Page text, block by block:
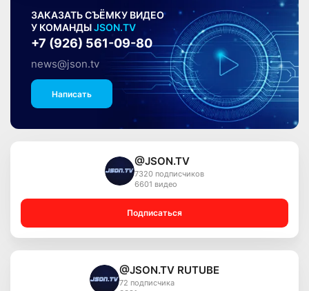
ЗАКАЗАТЬ СЪЁМКУ ВИДЕО
У КОМАНДЫJSON.TV
+7 (926) 561-09-80
news@json.tv
Написать
@JSON.TV
7320 подписчиков
6601 видео
Подписаться
@JSON.TV RUTUBE
72 подписчика